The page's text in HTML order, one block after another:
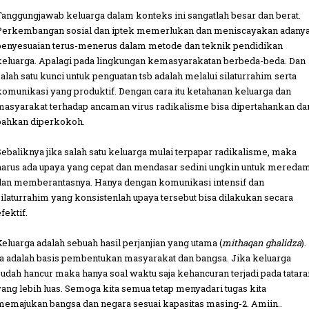
keluarga dalam konteks ini sangatlah besar dan berat.
sosial dan iptek memerlukan dan meniscayakan
terus-menerus dalam metode dan teknik pendidikan
Apalagi pada lingkungan kemasyarakatan berbeda-beda. Dan
satu kunci untuk penguatan tsb adalah melalui silaturrahim serta
yang produktif. Dengan cara itu ketahanan keluarga dan
terhadap ancaman virus radikalisme bisa dipertahankan
diperkokoh.
jika salah satu keluarga mulai terpapar radikalisme, maka
ada upaya yang cepat dan mendasar sedini ungkin untuk
memberantasnya. Hanya dengan komunikasi intensif dan
yang konsistenlah upaya tersebut bisa dilakukan secara
adalah sebuah hasil perjanjian yang utama (mithaqan ghalidza).
adalah basis pembentukan masyarakat dan bangsa. Jika keluarga
hancur maka hanya soal waktu saja kehancuran terjadi pada
lebih luas. Semoga kita semua tetap menyadari tugas kita
bangsa dan negara sesuai kapasitas masing-2. Amiin..